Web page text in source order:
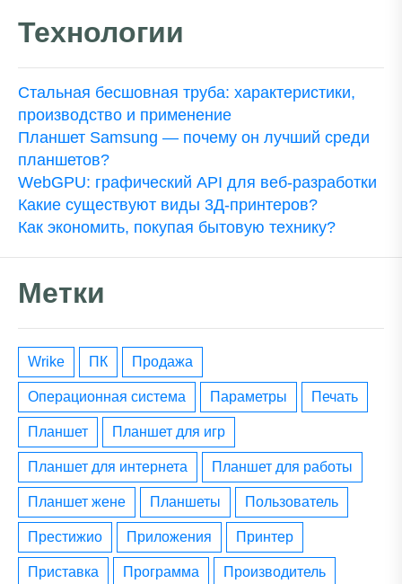
Технологии
Стальная бесшовная труба: характеристики,
производство и применение
Планшет Samsung — почему он лучший среди
планшетов?
WebGPU: графический API для веб-разработки
Какие существуют виды 3Д-принтеров?
Как экономить, покупая бытовую технику?
Метки
wrike ПК Продажа
операционная система параметры печать
планшет планшет для игр
планшет для интернета планшет для работы
планшет жене планшеты пользователь
престижио приложения принтер
приставка программа производитель